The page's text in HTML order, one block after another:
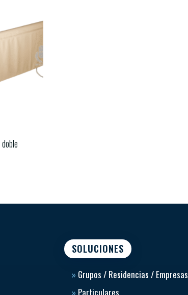
SOLUCIONES
» Grupos / Residencias / Empresas
» Particulares